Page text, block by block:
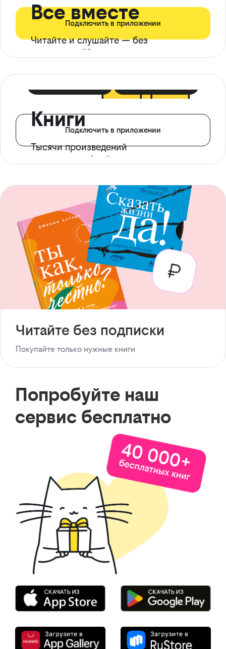
Все вместе
Читайте и слушайте — без
ограничений*
Подключить в приложении
Книги
Тысячи произведений
с доступом офлайн
Подключить в приложении
Читайте без подписки
Покупайте только нужные книги
Попробуйте наш
сервис бесплатно